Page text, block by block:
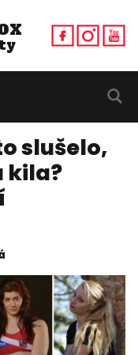
slušelo,
kila?